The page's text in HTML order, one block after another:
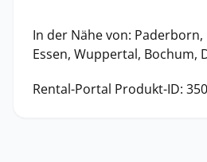
In der Nähe von:
Essen, Wuppertal, Bochum,
Rental-Portal Produkt-ID: